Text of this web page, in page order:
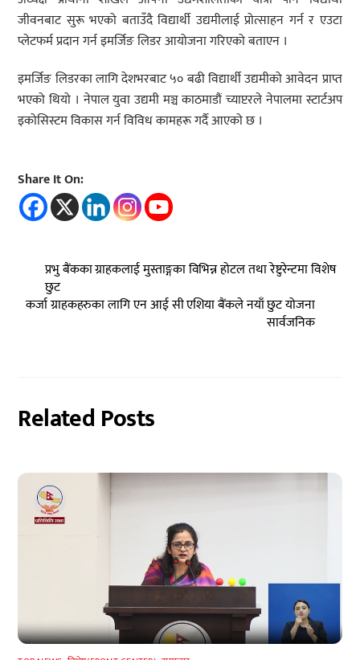
जीवनबाट सुरू भएको बताउँदै विद्यार्थी उद्यमीलाई प्रोत्साहन गर्न र एउटा
प्लेटफर्म प्रदान गर्न इमर्जिङ लिडर आयोजना गरिएको बताएन ।
इमर्जिङ लिडरका लागि देशभरबाट ५० बढी विद्यार्थी उद्यमीको आवेदन प्राप्त
भएको थियो । नेपाल युवा उद्यमी मञ्च काठमाडौं च्याप्टरले नेपालमा स्टार्टअप
इकोसिस्टम विकास गर्न विविध कामहरू गर्दै आएको छ ।
Share It On:
प्रभु बैंकका ग्राहकलाई मुस्ताङ्गका विभिन्न होटल तथा रेष्टुरेन्टमा विशेष
छुट
कर्जा ग्राहकहरुका लागि एन आई सी एशिया बैंकले नयाँ छुट योजना
सार्वजनिक
Related Posts